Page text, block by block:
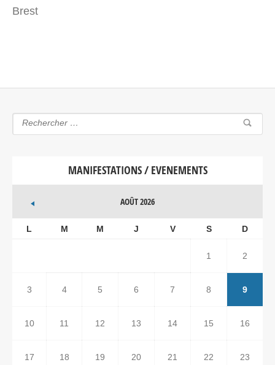
Brest
MANIFESTATIONS / EVENEMENTS
AOÛT 2026
L M M J V S D
1 2
3 4 5 6 7 8 9
10 11 12 13 14 15 16
17 18 19 20 21 22 23